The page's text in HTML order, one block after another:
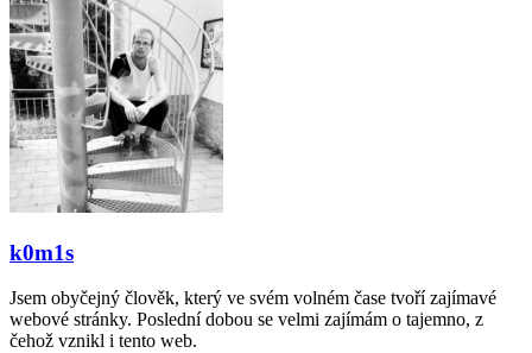
Facebook
Twitter
LinkedIn
Tumblr
Pinterest
Reddit
VKontakte
Odnoklassniki
Pocket
Skype
Messenger
Messenger
WhatsApp
Telegram
Viber
Line
Sdílet
přes
email
Tisknout
k0m1s
Jsem obyčejný člověk, který ve svém volném čase tvoří zajímavé
webové stránky. Poslední dobou se velmi zajímám o tajemno, z
čehož vznikl i tento web.